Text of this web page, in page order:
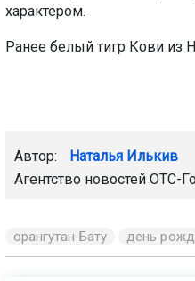
характером.
Ранее белый тигр Кови из
Автор: Наталья Илькив
Агентство новостей ОТС-
орангутан Бату день